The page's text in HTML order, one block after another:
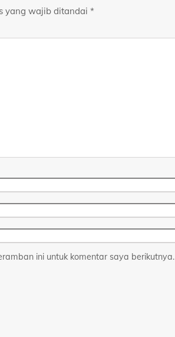
yang wajib ditandai *
ini untuk komentar saya berikutnya.